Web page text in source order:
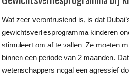
Wat zeer verontrustend is, is dat
gewichtsverliesprogramma kinderen
stimuleert om af te vallen. Ze moeten
binnen een periode van 2 maanden.
wetenschappers nogal een agressief